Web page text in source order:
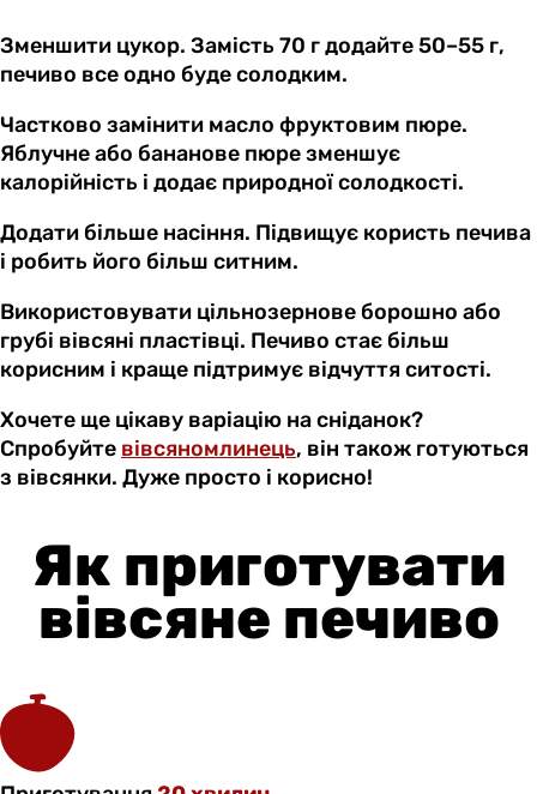
Зменшити цукор. Замість 70 г додайте 50–55 г,
печиво все одно буде солодким.
Частково замінити масло фруктовим пюре.
Яблучне або бананове пюре зменшує
калорійність і додає природної солодкості.
Додати більше насіння. Підвищує користь печива
і робить його більш ситним.
Використовувати цільнозернове борошно або
грубі вівсяні пластівці. Печиво стає більш
корисним і краще підтримує відчуття ситості.
Хочете ще цікаву варіацію на сніданок?
Спробуйте вівсяномлинець, він також готуються
з вівсянки. Дуже просто і корисно!
Як приготувати
вівсяне печиво